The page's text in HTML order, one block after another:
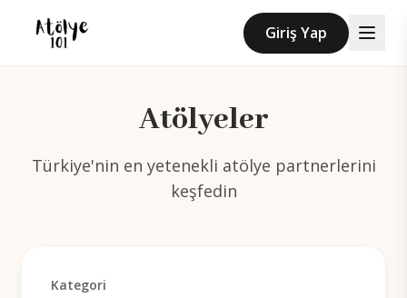
Giriş Yap
Atölyeler
Türkiye'nin en yetenekli atölye partnerlerini
keşfedin
Kategori